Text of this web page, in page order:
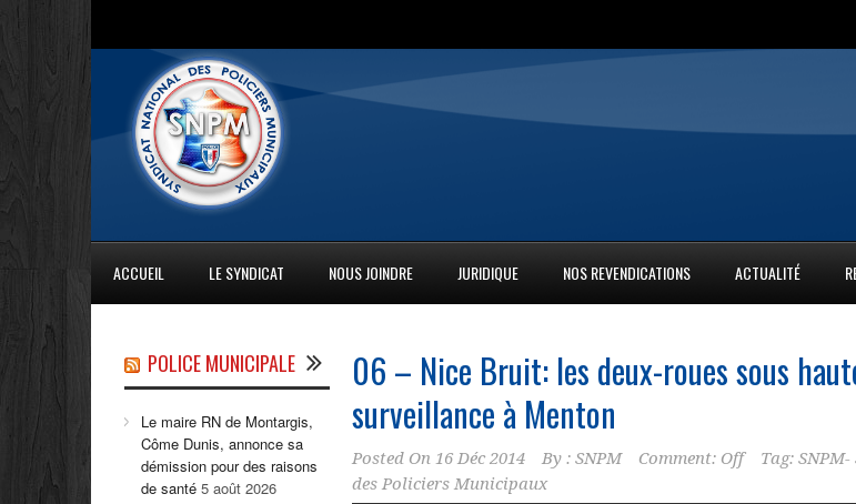
ACCUEIL LE SYNDICAT NOUS JOINDRE JURIDIQUE NOS REVENDICATIONS ACTUALITÉ
06 – Nice Bruit: les deux-roues sous
surveillance à Menton
Posted On 16 Déc 2014 By : SNPM Comment: Off Tag:
des Policiers Municipaux
POLICE MUNICIPALE
Le maire RN de Montargis,
Côme Dunis, annonce sa
démission pour des raisons
de santé 5 août 2026